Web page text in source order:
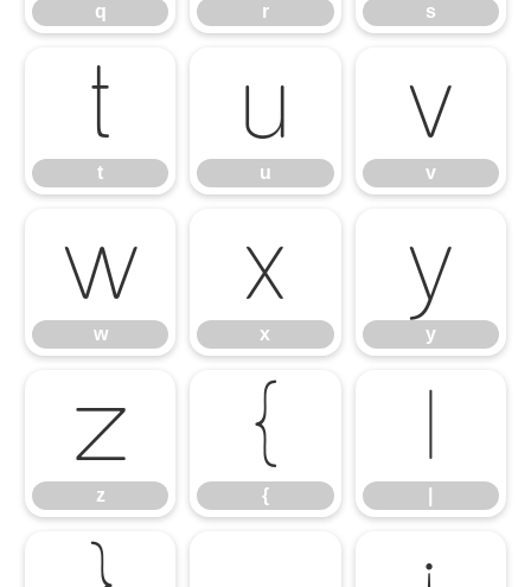
q r s
t
t
u
u
v
v
w
w
x
x
y
y
z
z
{
{
|